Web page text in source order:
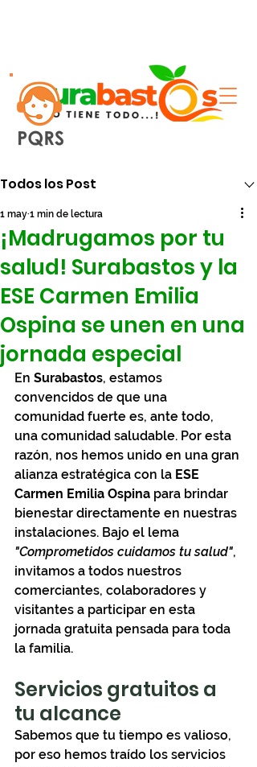
Entrada
Todos los Post
¡Madrugamos por tu
salud! Surabastos y la
ESE Carmen Emilia
Ospina se unen en una
jornada especial
1 may 1 min de lectura
En Surabastos, estamos
convencidos de que una
comunidad fuerte es, ante todo,
una comunidad saludable. Por esta
razón, nos hemos unido en una gran
alianza estratégica con la ESE
Carmen Emilia Ospina para brindar
bienestar directamente en nuestras
instalaciones. Bajo el lema
"Comprometidos cuidamos tu salud",
invitamos a todos nuestros
comerciantes, colaboradores y
visitantes a participar en esta
jornada gratuita pensada para toda
la familia.
Servicios gratuitos a
tu alcance
Sabemos que tu tiempo es valioso,
por eso hemos traído los servicios